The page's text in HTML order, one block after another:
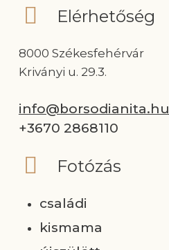
Elérhetőség
8000 Székesfehérvár
Kriványi u. 29.3.
info@borsodianita.hu
+3670 2868110
Fotózás
családi
kismama